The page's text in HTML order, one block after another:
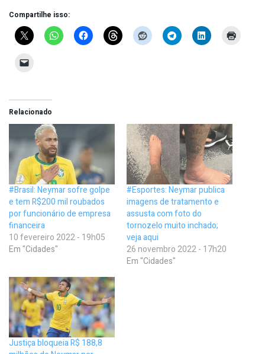
Compartilhe isso:
Relacionado
#Brasil: Neymar sofre golpe
e tem R$200 mil roubados
por funcionário de empresa
financeira
10 fevereiro 2022 - 19h05
Em "Cidades"
#Esportes: Neymar publica
imagens de tratamento e
assusta com foto do
tornozelo muito inchado;
veja aqui
26 novembro 2022 - 17h20
Em "Cidades"
Justiça bloqueia R$ 188,8